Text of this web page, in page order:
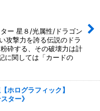
ー 星８/光属性/ドラゴン
撃力を誇る伝説のドラ
砕する、その破壊力は計
に関しては「カードの
ホログラフィック】
ター》